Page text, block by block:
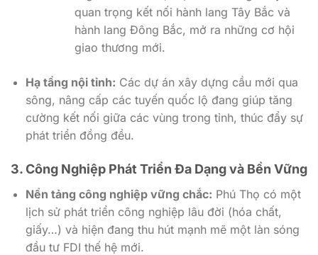
quan trọng kết nối hành lang Tây Bắc và
hành lang Đông Bắc, mở ra những cơ hội
giao thương mới.
Hạ tầng nội tỉnh: Các dự án xây dựng cầu mới qua
sông, nâng cấp các tuyến quốc lộ đang giúp tăng
cường kết nối giữa các vùng trong tỉnh, thúc đẩy sự
phát triển đồng đều.
3. Công Nghiệp Phát Triển Đa Dạng và Bền Vững
Nền tảng công nghiệp vững chắc: Phú Thọ có một
lịch sử phát triển công nghiệp lâu đời (hóa chất,
giấy…) và hiện đang thu hút mạnh mẽ một làn sóng
đầu tư FDI thế hệ mới.